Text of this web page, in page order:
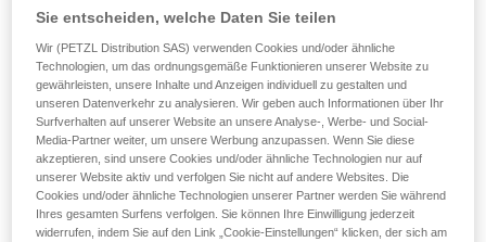
SPIRIT-Karabiner mit gebogenem Schnapper im 6er-Pack
Der für sein leichtes und vielfältig einsetzbares Design
bekannte SPIRIT-Karabiner ist ideal zum Sportklettern und
zum Auschecken von Kletterrouten geeignet. Der gebogene
Schnapper optimiert das Ein- und Aushängen am Seil. Das
Keylock-System verhindert, dass sich der Karabiner beim
Ein- und Aushängen verhakt. Die Standardgröße
beeinträchtigt nicht seine Leichtigkeit. Im Gegenteil: Sein
ausgezeichnetes Verhältnis zwischen Gewichtsersparnis
und Leistungsfähigkeit ermöglicht den Einsatz in vielfältigem
Sie entscheiden, welche Daten Sie teilen
Wir (PETZL Distribution SAS) verwenden Cookies und/oder ähnliche
Technologien, um das ordnungsgemäße Funktionieren unserer Website zu
gewährleisten, unsere Inhalte und Anzeigen individuell zu gestalten und
unseren Datenverkehr zu analysieren. Wir geben auch Informationen über Ihr
Surfverhalten auf unserer Website an unsere Analyse-, Werbe- und Social-
Media-Partner weiter, um unsere Werbung anzupassen. Wenn Sie diese
akzeptieren, sind unsere Cookies und/oder ähnliche Technologien nur auf
unserer Website aktiv und verfolgen Sie nicht auf andere Websites. Die
Cookies und/oder ähnliche Technologien unserer Partner werden Sie während
Ihres gesamten Surfens verfolgen. Sie können Ihre Einwilligung jederzeit
widerrufen, indem Sie auf den Link „Cookie-Einstellungen“ klicken, der sich am